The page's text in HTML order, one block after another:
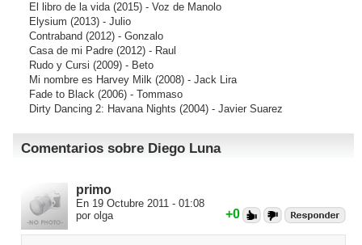
El libro de la vida(2015) - Voz de Manolo
Elysium (2013) - Julio
Contraband (2012) - Gonzalo
Casa de mi Padre (2012) - Raul
Rudo y Cursi (2009) - Beto
Mi nombre es Harvey Milk (2008) - Jack Lira
Fade to Black (2006) - Tommaso
Dirty Dancing 2: Havana Nights (2004) - Javier Suarez
Comentarios sobre Diego Luna
primo
En 19 Octubre 2011 - 01:08
por olga
+0